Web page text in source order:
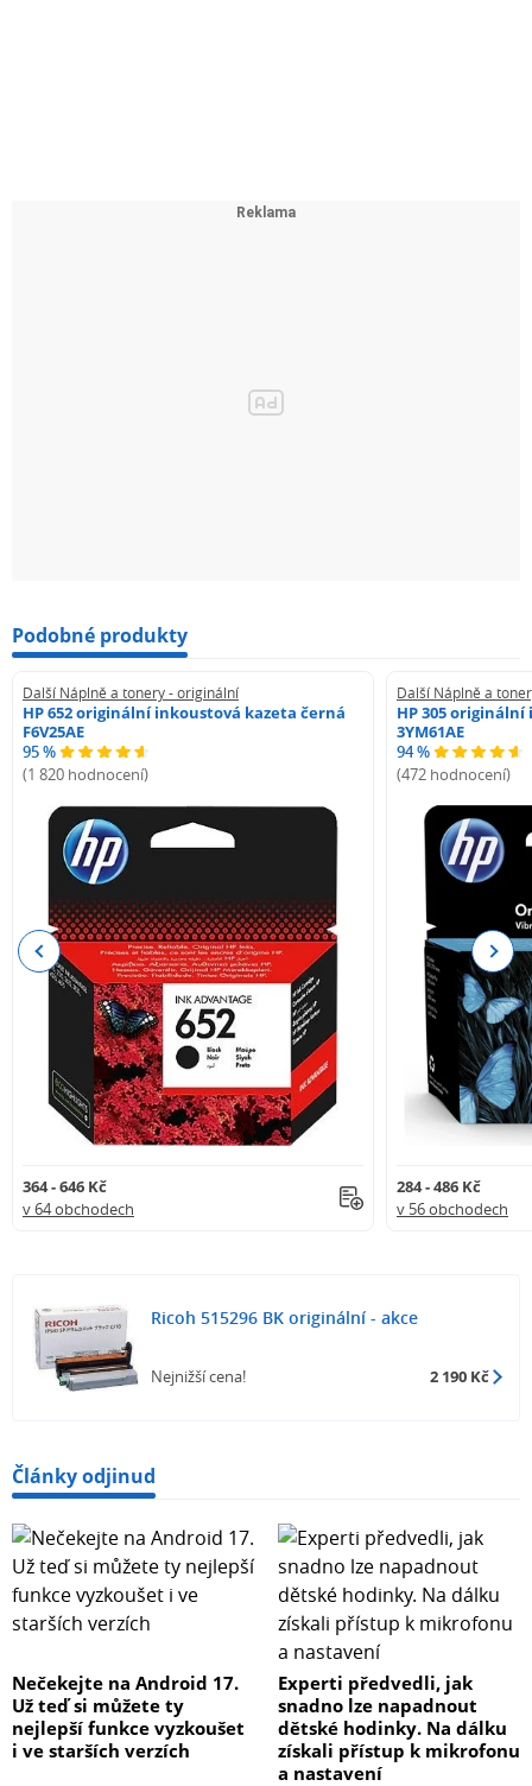
Podobné produkty
Další Náplně a tonery - originální
HP 652 originální inkoustová kazeta černá
F6V25AE
95 %
(1 820 hodnocení)
364 - 646 Kč
v 64 obchodech
Další Náplně a
HP 305
3YM61AE
94 %
(472 hodnocení)
284 - 486 Kč
v 56 obchodech
Previous Next
Ricoh 515296 BK originální - akce
Nejnižší cena! 2 190 Kč
Články odjinud
Nečekejte na Android 17.
Už teď si můžete ty
nejlepší funkce vyzkoušet
i ve starších verzích
Experti předvedli, jak
snadno lze napadnout
dětské hodinky. Na dálku
získali přístup k mikrofonu
a nastavení